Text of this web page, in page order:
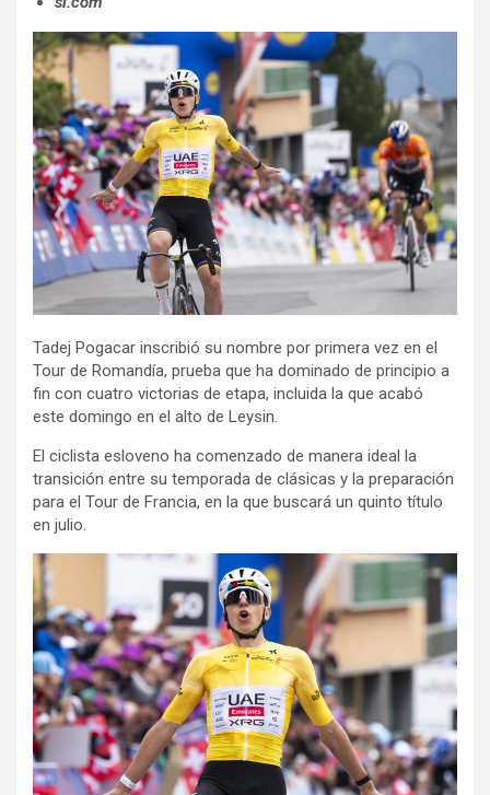
Tadej Pogacar inscribió su nombre por primera vez en el
Tour de Romandía, prueba que ha dominado de principio a
fin con cuatro victorias de etapa, incluida la que acabó
este domingo en el alto de Leysin.
El ciclista esloveno ha comenzado de manera ideal la
transición entre su temporada de clásicas y la preparación
para el Tour de Francia, en la que buscará un quinto título
en julio.